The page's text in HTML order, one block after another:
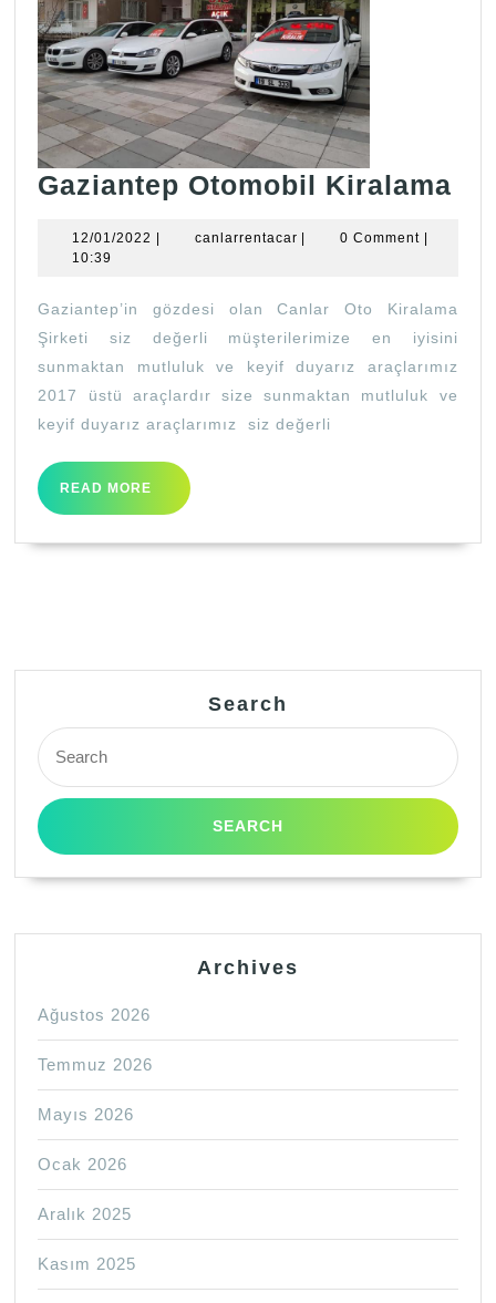
Gaziantep Otomobil Kiralama
12/01/2022 12/01/2022canlarrentacarcanlarrentacar
0 Comment
10:39
Gaziantep’in gözdesi olan Canlar Oto Kiralama
Şirketi siz değerli müşterilerimize en iyisini
sunmaktan mutluluk ve keyif duyarız araçlarımız
2017 üstü araçlardır size sunmaktan mutluluk ve
keyif duyarız araçlarımız siz değerli
READ MORE
READ
MORE
Search
Search
for:
Archives
Ağustos 2026
Temmuz 2026
Mayıs 2026
Ocak 2026
Aralık 2025
Kasım 2025